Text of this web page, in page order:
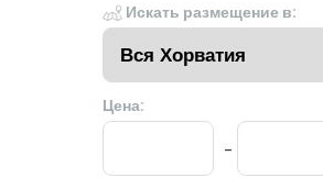
Искать размещение в:
Цена:
-